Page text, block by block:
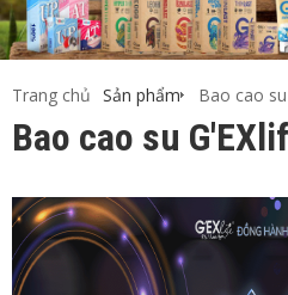
Trang chủ Sản phẩm Bao cao su
Bao cao su